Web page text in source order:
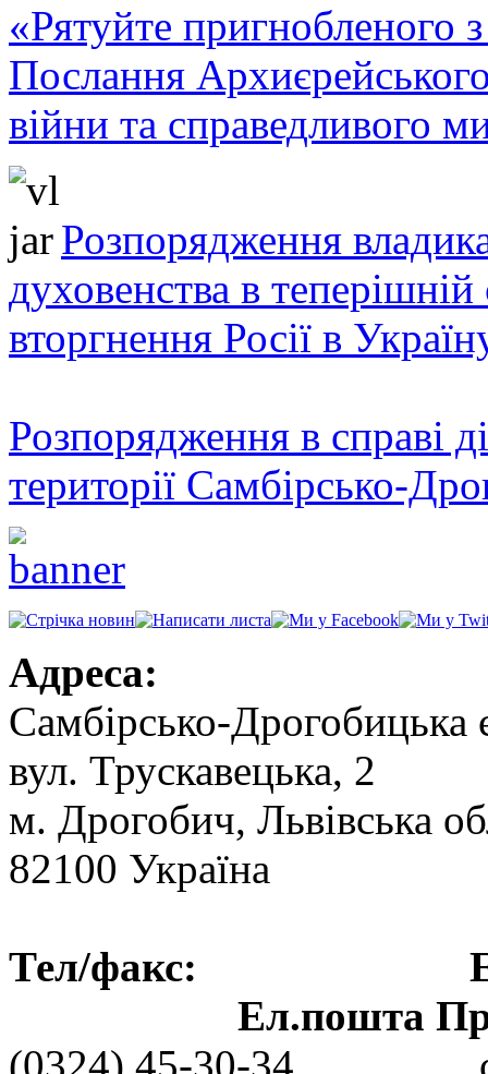
«Рятуйте пригнобленого
Послання
війни та справедливого
Розпорядження
духовенства в теперішній
вторгнення Росії в
Розпорядження в справі
території Самбірсько-
Адреса:
Самбірсько-Дрогобицька
вул. Трускавецька, 2
м. Дрогобич, Львівська
82100 Україна
Тел/факс:
Ел.пошта
(0324) 45-30-